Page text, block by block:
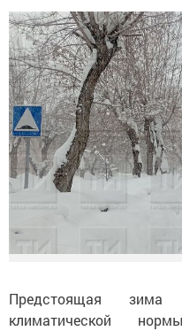
Предстоящая
климатической